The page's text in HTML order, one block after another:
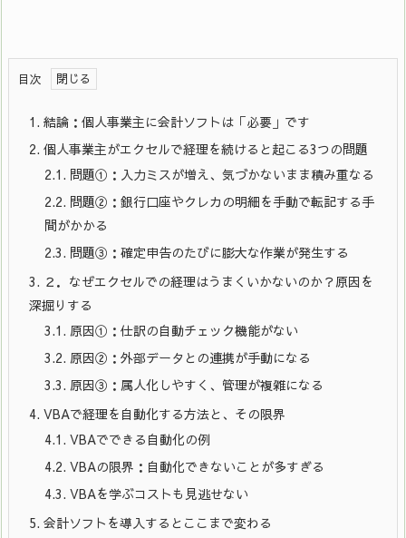
目次
1. 結論：個人事業主に会計ソフトは「必要」です
2. 個人事業主がエクセルで経理を続けると起こる3つの問題
2.1. 問題①：入力ミスが増え、気づかないまま積み重なる
2.2. 問題②：銀行口座やクレカの明細を手動で転記する手
間がかかる
2.3. 問題③：確定申告のたびに膨大な作業が発生する
3. ２．なぜエクセルでの経理はうまくいかないのか？原因を
深掘りする
3.1. 原因①：仕訳の自動チェック機能がない
3.2. 原因②：外部データとの連携が手動になる
3.3. 原因③：属人化しやすく、管理が複雑になる
4. VBAで経理を自動化する方法と、その限界
4.1. VBAでできる自動化の例
4.2. VBAの限界：自動化できないことが多すぎる
4.3. VBAを学ぶコストも見逃せない
5. 会計ソフトを導入するとここまで変わる